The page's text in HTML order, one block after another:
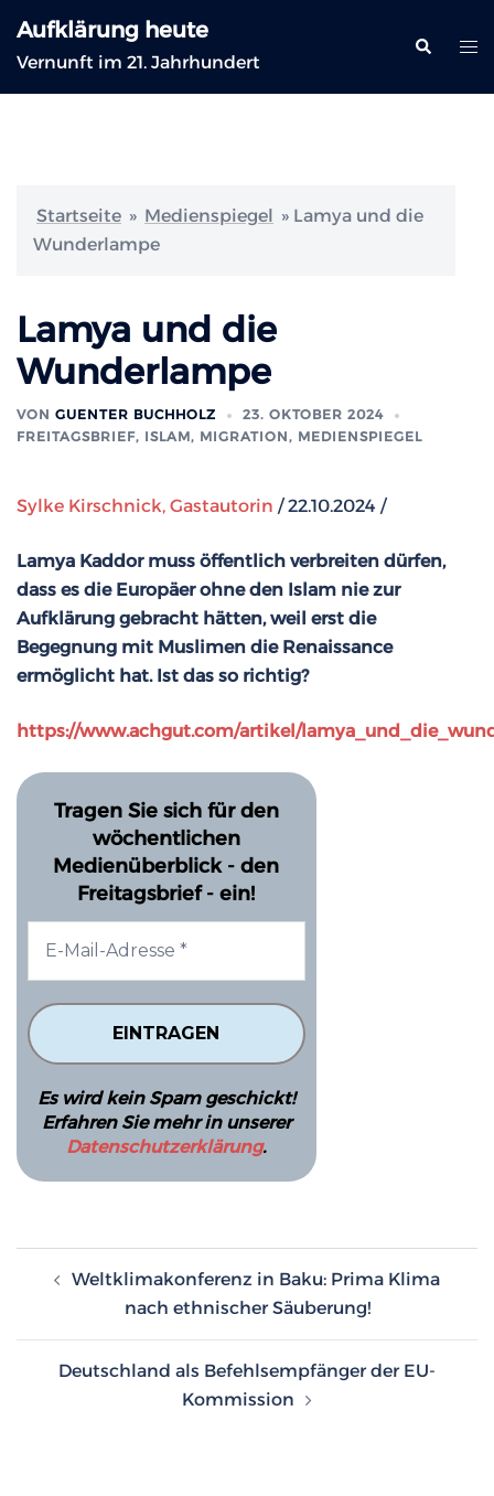
Inhalt
springen
Aufklärung heute
Vernunft im 21. Jahrhundert
Suche
Startseite » Medienspiegel » Lamya und die
Wunderlampe
Lamya und die
Wunderlampe
VON GUENTER BUCHHOLZ
23. OKTOBER 2024
FREITAGSBRIEF, ISLAM, MIGRATION, MEDIENSPIEGEL
Sylke Kirschnick, Gastautorin / 22.10.2024 /
Lamya Kaddor muss öffentlich verbreiten dürfen,
dass es die Europäer ohne den Islam nie zur
Aufklärung gebracht hätten, weil erst die
Begegnung mit Muslimen die Renaissance
ermöglicht hat. Ist das so richtig?
https://www.achgut.com/artikel/
Tragen Sie sich für den
wöchentlichen
Medienüberblick - den
Freitagsbrief - ein!
Es wird kein Spam geschickt!
Erfahren Sie mehr in unserer
Datenschutzerklärung.
Weltklimakonferenz in Baku: Prima Klima
nach ethnischer Säuberung!
Deutschland als Befehlsempfänger der EU-
Kommission